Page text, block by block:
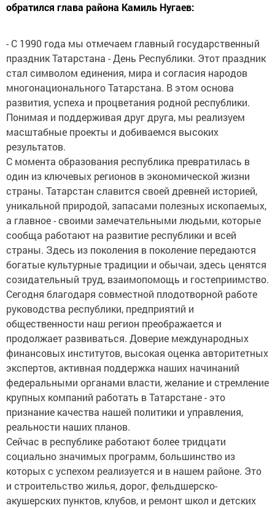
обратился глава района Камиль Нугаев:
- С 1990 года мы отмечаем главный государственный
праздник Татарстана - День Республики. Этот праздник
стал символом единения, мира и согласия народов
многонационального Татарстана. В этом основа
развития, успеха и процветания родной республики.
Понимая и поддерживая друг друга, мы реализуем
масштабные проекты и добиваемся высоких
результатов.
С момента образования республика превратилась в
один из ключевых регионов в экономической жизни
страны. Татарстан славится своей древней историей,
уникальной природой, запасами полезных ископаемых,
а главное - своими замечательными людьми, которые
сообща работают на развитие республики и всей
страны. Здесь из поколения в поколение передаются
богатые культурные традиции и обычаи, здесь ценятся
созидательный труд, взаимопомощь и гостеприимство.
Сегодня благодаря совместной плодотворной работе
руководства республики, предприятий и
общественности наш регион преображается и
продолжает развиваться. Доверие международных
финансовых институтов, высокая оценка авторитетных
экспертов, активная поддержка наших начинаний
федеральными органами власти, желание и стремление
крупных компаний работать в Татарстане - это
признание качества нашей политики и управления,
реальности наших планов.
Сейчас в республике работают более тридцати
социально значимых программ, большинство из
которых с успехом реализуется и в нашем районе. Это
и строительство жилья, дорог, фельдшерско-
акушерских пунктов, клубов, и ремонт школ и детских